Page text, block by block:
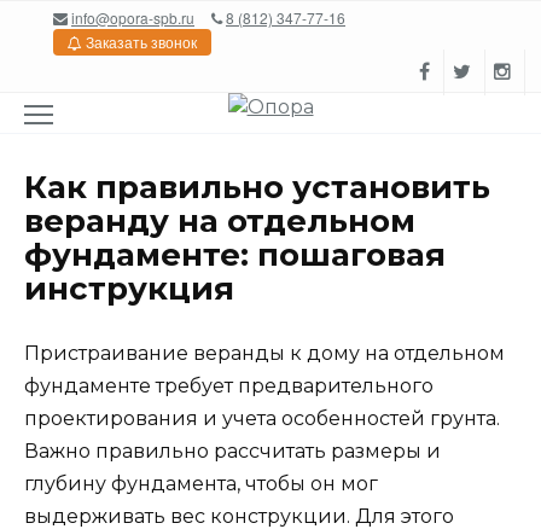
Перейтиinfo@opora-spb.ru
8 (812) 347-77-16
Заказать звонок
Как правильно установить
веранду на отдельном
фундаменте: пошаговая
инструкция
Пристраивание веранды к дому на отдельном
фундаменте требует предварительного
проектирования и учета особенностей грунта.
Важно правильно рассчитать размеры и
глубину фундамента, чтобы он мог
выдерживать вес конструкции. Для этого